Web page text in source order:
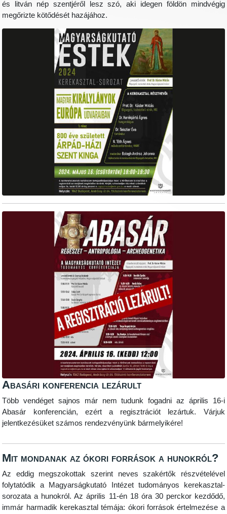
és litván nép szentjéről lesz szó, aki idegen földön mindvégig
megőrizte kötődését hazájához.
Abasári konferencia lezárult
Több vendéget sajnos már nem tudunk fogadni az április 16-i
Abasár konferencián, ezért a regisztrációt lezártuk. Várjuk
jelentkezésüket számos rendezvényünk bármelyikére!
Mit mondanak az ókori források a hunokról?
Az eddig megszokottak szerint neves szakértők részvételével
folytatódik a Magyarságkutató Intézet tudományos kerekasztal-
sorozata a hunokról. Az április 11-én 18 óra 30 perckor kezdődő,
immár harmadik kerekasztal témája: ókori források értelmezése a